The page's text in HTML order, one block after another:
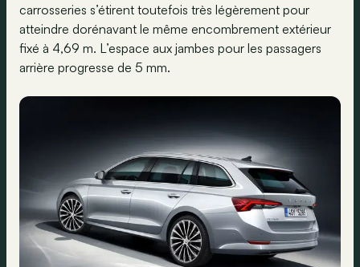
carrosseries s’étirent toutefois très légèrement pour
atteindre dorénavant le même encombrement extérieur
fixé à 4,69 m. L’espace aux jambes pour les passagers
arrière progresse de 5 mm.